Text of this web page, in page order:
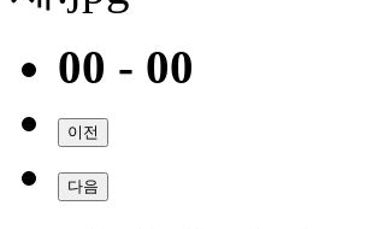
00 - 00
이전
다음